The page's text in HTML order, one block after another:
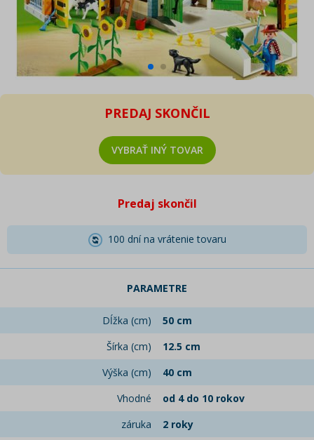
PREDAJ SKONČIL
VYBRAŤ INÝ TOVAR
Predaj skončil
100 dní na vrátenie tovaru
PARAMETRE
Dĺžka (cm)
50 cm
Šírka (cm)
12.5 cm
Výška (cm)
40 cm
Vhodné
od 4 do 10 rokov
záruka
2 roky